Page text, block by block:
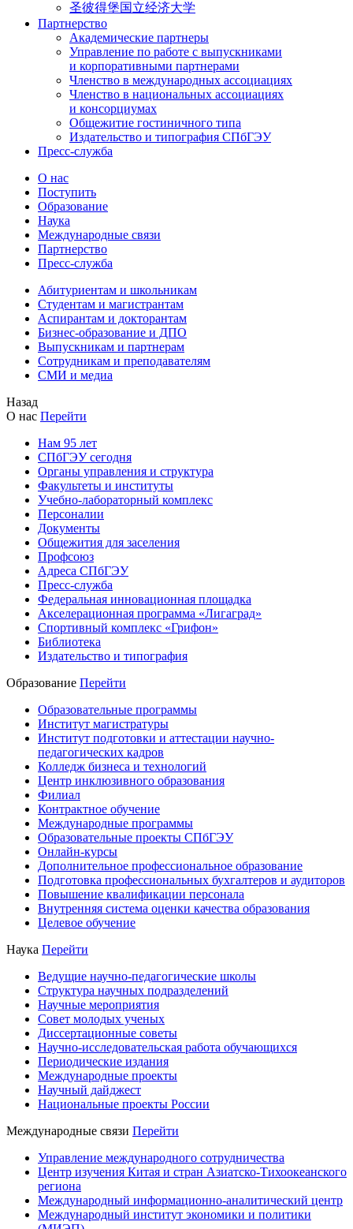
圣彼得堡国立经济大学
Партнерство
Академические партнеры
Управление по работе с выпускниками
и корпоративными партнерами
Членство в международных ассоциациях
Членство в национальных ассоциациях
и консорциумах
Общежитие гостиничного типа
Издательство и типография СПбГЭУ
Пресс-служба
О нас
Поступить
Образование
Наука
Международные связи
Партнерство
Пресс-служба
Абитуриентам и школьникам
Студентам и магистрантам
Аспирантам и докторантам
Бизнес-образование и ДПО
Выпускникам и партнерам
Сотрудникам и преподавателям
СМИ и медиа
Назад
О нас Перейти
Нам 95 лет
СПбГЭУ сегодня
Органы управления и структура
Факультеты и институты
Учебно-лабораторный комплекс
Персоналии
Документы
Общежития для заселения
Профсоюз
Адреса СПбГЭУ
Пресс-служба
Федеральная инновационная площадка
Акселерационная программа «Лигаград»­­
Спортивный комплекс «Грифон»
Библиотека
Издательство и типография
Образование Перейти
Образовательные программы
Институт магистратуры
Институт подготовки и аттестации научно-
педагогических кадров
Колледж бизнеса и технологий
Центр инклюзивного образования
Филиал
Контрактное обучение
Международные программы
Образовательные проекты СПбГЭУ
Онлайн-курсы
Дополнительное профессиональное образование
Подготовка профессиональных бухгалтеров и аудиторов
Повышение квалификации персонала
Внутренняя система оценки качества образования
Целевое обучение
Наука Перейти
Ведущие научно-педагогические школы
Структура научных подразделений
Научные мероприятия
Совет молодых ученых
Диссертационные советы
Научно-исследовательская работа обучающихся
Периодические издания
Международные проекты
Научный дайджест
Национальные проекты России
Международные связи Перейти
Управление международного сотрудничества
Центр изучения Китая и стран Азиатско-Тихоокеанского
региона
Международный информационно-аналитический центр
Международный институт экономики и политики